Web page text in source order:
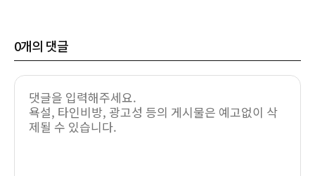
0개의 댓글